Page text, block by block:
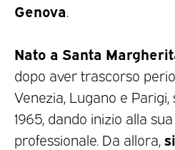
Genova
Nato a Santa
dopo aver trascorso
Venezia, Lugano e
1965, dando inizio alla
professionale. Da allora,